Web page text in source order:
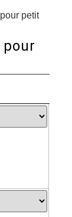
petit